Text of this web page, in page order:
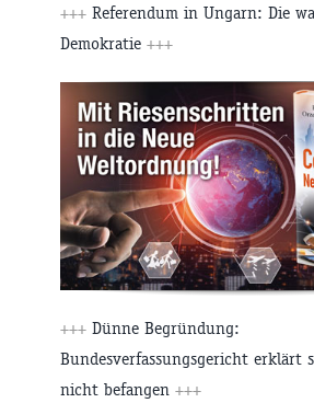
+++ Referendum in Ungarn: Die
Demokratie +++
+++ Dünne Begründung:
Bundesverfassungsgericht erklärt
nicht befangen +++